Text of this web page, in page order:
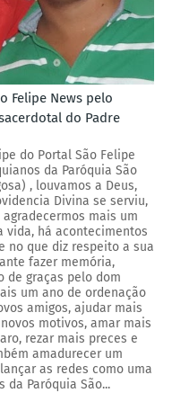
Felipe News pelo
do Padre
do Portal São Felipe
da Paróquia São
, louvamos a Deus,
Divina se serviu,
mais um
vida, há acontecimentos
no que diz respeito a sua
fazer memória,
de graças pelo dom
um ano de ordenação
amigos, ajudar mais
motivos, amar mais
rezar mais preces e
amadurecer um
as redes como uma
da Paróquia São...